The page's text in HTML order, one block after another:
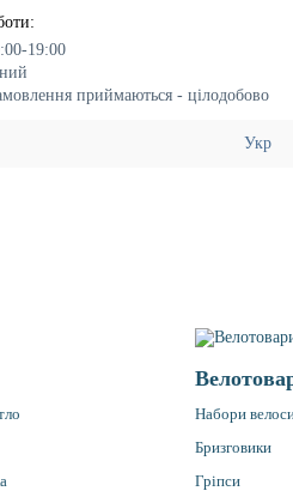
19:00
приймаються - цілодобово
Укр
Набори
Бризговики
Гріпси